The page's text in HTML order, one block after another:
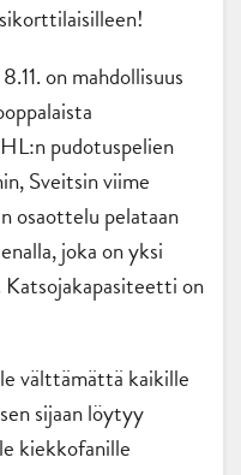
on mahdollisuus
pudotuspelien
Sveitsin viime
osaottelu pelataan
joka on yksi
Katsojakapasiteetti on
välttämättä kaikille
sijaan löytyy
kiekkofanille